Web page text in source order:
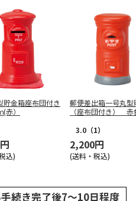
貯金箱座布団付き
赤）
込)
郵便差出箱一号丸型
（座布団付き） 赤
3.0 （1）
2,200円
(送料・税込)
続き完了後7～10日程度